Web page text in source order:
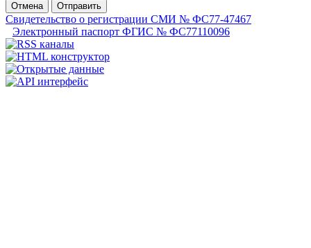
Отмена
Отправить
Свидетельство о регистрации СМИ № ФС77-47467
Электронный паспорт ФГИС № ФС77110096